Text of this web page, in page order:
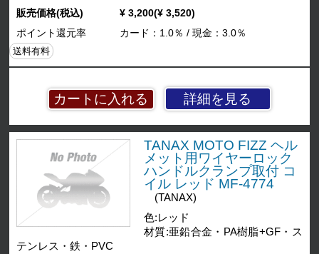
詳細を見る
販売価格(税込)
¥ 3,200(¥ 3,520)
ポイント還元率
カード：1.0％ / 現金：3.0％
送料有料
TANAX MOTO FIZZ ヘル
メット用ワイヤーロック
ハンドルクランプ取付 コ
イル レッド MF-4774
(TANAX)
色:レッド
材質:亜鉛合金・PA樹脂+GF・ス
テンレス・鉄・PVC